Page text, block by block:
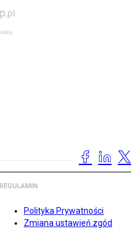
REGULAMIN
Polityka Prywatności
Zmiana ustawień zgód